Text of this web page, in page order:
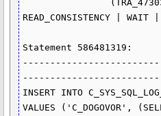
READ_CONSISTENCY | WAIT |
Statement 586481319:
INSERT INTO
VALUES ('C_DOGOVOR',